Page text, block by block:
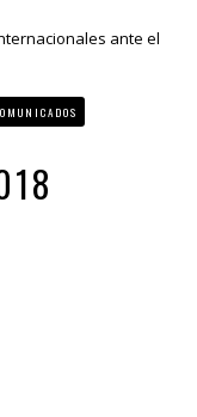
ante el
Cali, Abril 2019